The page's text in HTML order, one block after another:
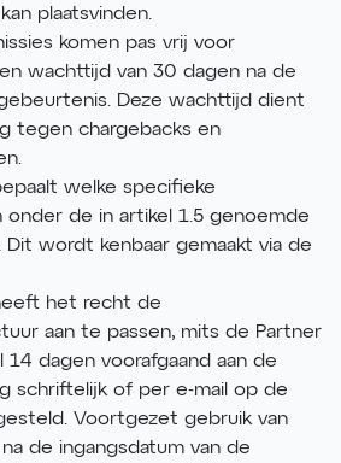
plaatsvinden.
komen pas vrij voor
wachttijd van 30 dagen na de
Deze wachttijd dient
tegen chargebacks en
welke specifieke
de in artikel 1.5 genoemde
Dit wordt kenbaar gemaakt via de
het recht de
aan te passen, mits de Partner
14 dagen voorafgaand aan de
schriftelijk of per e-mail op de
Voortgezet gebruik van
de ingangsdatum van de